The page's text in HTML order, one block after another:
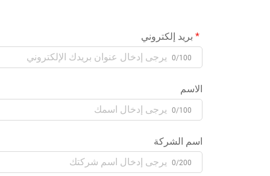
بريد إلكتروني
0/100
الاسم
0/100
اسم الشركة
0/200